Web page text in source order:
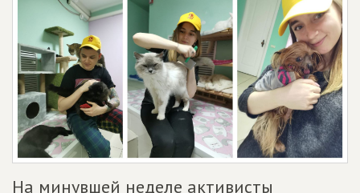
На минувшей неделе активисты